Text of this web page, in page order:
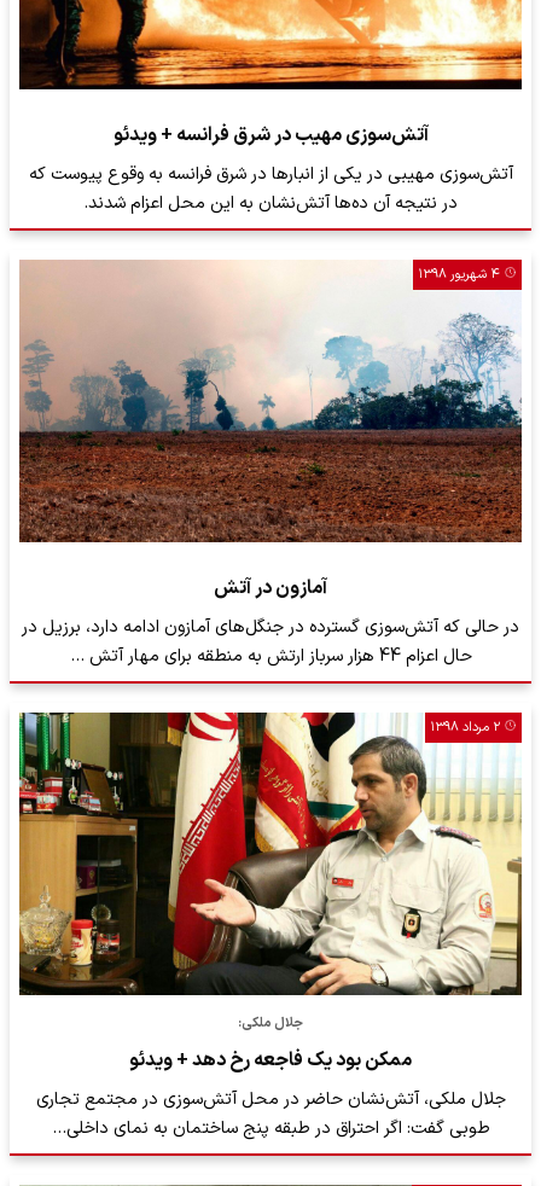
آتش‌سوزی مهیب در شرق فرانسه + ویدئو
آتش‌سوزی مهیبی در یکی از انبارها در شرق فرانسه به وقوع پیوست که
در نتیجه آن ده‌ها آتش‌نشان به این محل اعزام شدند.
۴ شهریور ۱۳۹۸
آمازون در آتش
در حالی که آتش‌سوزی گسترده در جنگل‌های آمازون ادامه دارد، برزیل در
حال اعزام 44 هزار سرباز ارتش به منطقه برای مهار آتش …
۲ مرداد ۱۳۹۸
جلال ملکی:
ممکن بود یک فاجعه رخ دهد + ویدئو
جلال ملکی، آتش‌نشان حاضر در محل آتش‌سوزی در مجتمع تجاری
طوبی گفت: اگر احتراق در طبقه پنج ساختمان به نمای داخلی…